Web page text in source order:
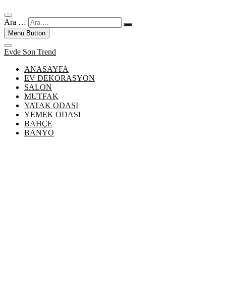
Ara …
Menu Button
Evde Son Trend
ANASAYFA
EV DEKORASYON
SALON
MUTFAK
YATAK ODASI
YEMEK ODASI
BAHÇE
BANYO